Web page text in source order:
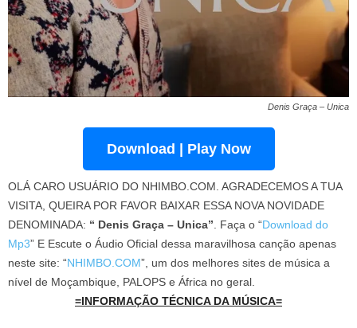
Denis Graça – Unica
Download | Play Now
OLÁ CARO USUÁRIO DO NHIMBO.COM. AGRADECEMOS A TUA
VISITA, QUEIRA POR FAVOR BAIXAR ESSA NOVA NOVIDADE
DENOMINADA: “ Denis Graça – Unica” . Faça o “Download do
Mp3” E Escute o Áudio Oficial dessa maravilhosa canção apenas
neste site: “NHIMBO.COM”, um dos melhores sites de música a
nível de Moçambique, PALOPS e África no geral.
=INFORMAÇÃO TÉCNICA DA MÚSICA=